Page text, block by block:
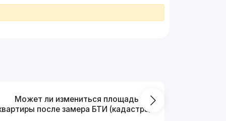
Может ли измениться площадь
после замера БТИ (кадастра)?